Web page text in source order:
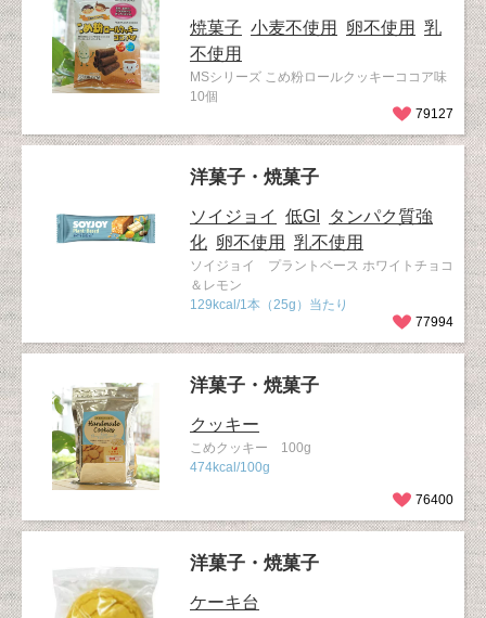
焼菓子 小麦不使用 卵不使用
乳
不使用
MSシリーズ こめ粉ロールクッキーココア味
10個
79127
洋菓子・焼菓子
ソイジョイ 低GI
タンパク質強
化 卵不使用 乳不使用
ソイジョイ プラントベース ホワイトチョコ
＆レモン
129kcal/1本（25g）当たり
77994
洋菓子・焼菓子
クッキー
こめクッキー 100g
474kcal/100g
76400
洋菓子・焼菓子
ケーキ台